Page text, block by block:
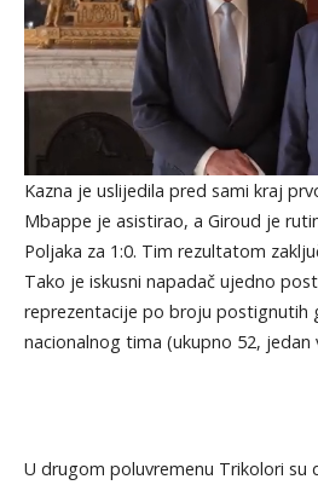
Kazna je uslijedila pred sami kraj
Mbappe je asistirao, a Giroud je
Poljaka za 1:0. Tim rezultatom
Tako je iskusni napadač ujedno
reprezentacije po broju postignutih
nacionalnog tima (ukupno 52, jedan
U drugom poluvremenu Trikolori su